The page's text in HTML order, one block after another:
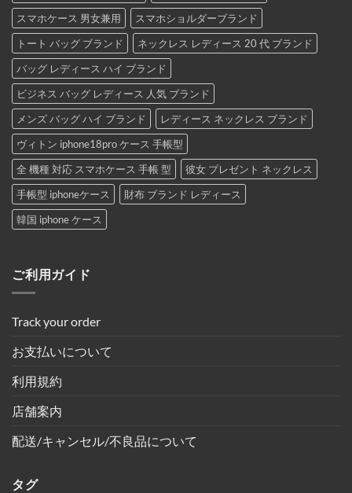
スマホケース 男女兼用
スマホショルダーブランド
トート バッグ ブランド
ネックレス レディース 20 代 ブランド
バッグ レディース ハイ ブランド
ビジネス バッグ レディース 人気 ブランド
メンズ バッグ ハイ ブランド
レディース ネックレス ブランド
ヴィトン iphone18pro ケース 手帳型
全 機種 対応 スマホケース 手帳 型
彼女 プレゼント ネックレス
手帳型 iphoneケース
財布 ブランド レディース
韓国 iphone ケース
ご利用ガイド
Track your order
お支払いについて
利用規約
店舗案内
配送/キャンセル/不良品について
タグ